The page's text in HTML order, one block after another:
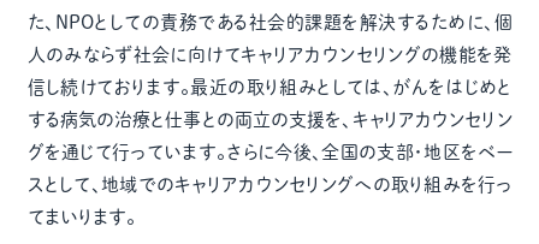
た、NPOとしての責務である社会的課題を解決するために、個
人のみならず社会に向けてキャリアカウンセリングの機能を発
信し続けております。最近の取り組みとしては、がんをはじめと
する病気の治療と仕事との両立の支援を、キャリアカウンセリン
グを通じて行っています。さらに今後、全国の支部・地区をベー
スとして、地域でのキャリアカウンセリングへの取り組みを行っ
てまいります。